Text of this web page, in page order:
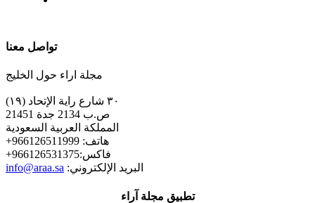
تواصل معنا
مجلة اراء حول الخليج
٣٠ شارع راية الإتحاد (١٩)
ص.ب 2134 جدة 21451
المملكة العربية السعودية
+هاتف: 966126511999
+فاكس:966126531375
info@araa.sa :البريد الإلكتروني
تطبيق مجلة آراء